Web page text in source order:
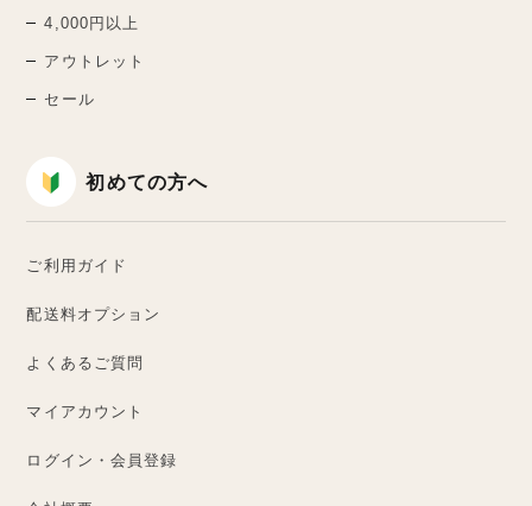
4,000円以上
アウトレット
セール
初めての方へ
ご利用ガイド
配送料オプション
よくあるご質問
マイアカウント
ログイン・会員登録